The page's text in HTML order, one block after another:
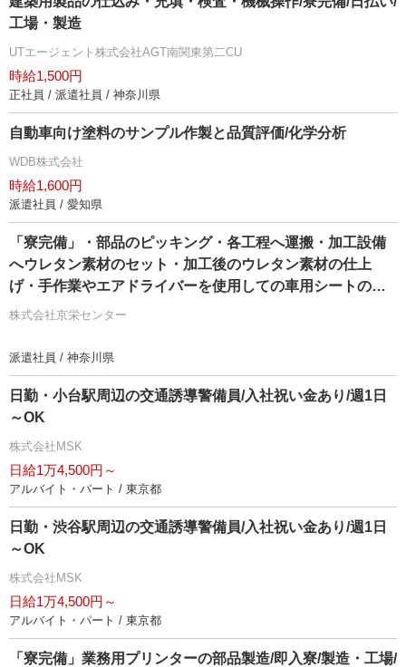
工場・製造
UTエージェント株式会社AGT南関東第二CU
時給1,500円
正社員 / 派遣社員 / 神奈川県
自動車向け塗料のサンプル作製と品質評価/化学分析
WDB株式会社
時給1,600円
派遣社員 / 愛知県
「寮完備」・部品のピッキング・各工程へ運搬・加工設備
へウレタン素材のセット・加工後のウレタン素材の仕上
げ・手作業やエアドライバーを使用しての車用シートの組
付け・製品の検査作業/即入寮/製造・工場
株式会社京栄センター
派遣社員 / 神奈川県
日勤・小台駅周辺の交通誘導警備員/入社祝い金あり/週1日
～OK
株式会社MSK
日給1万4,500円～
アルバイト・パート / 東京都
日勤・渋谷駅周辺の交通誘導警備員/入社祝い金あり/週1日
～OK
株式会社MSK
日給1万4,500円～
アルバイト・パート / 東京都
「寮完備」業務用プリンターの部品製造/即入寮/製造・工場/